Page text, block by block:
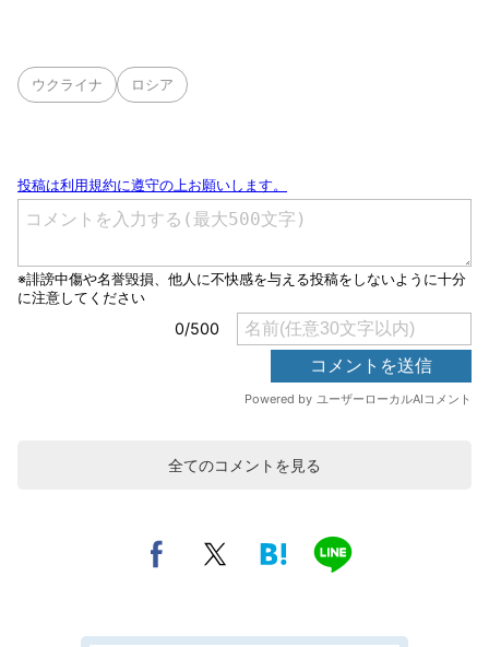
ウクライナ ロシア
全てのコメントを見る